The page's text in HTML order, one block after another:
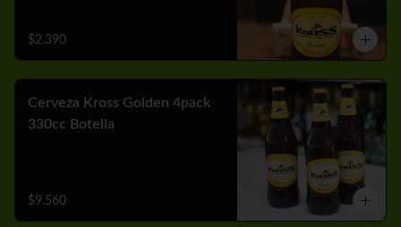
$2.390
Cerveza Kross Golden 4pack
330cc Botella
$9.560